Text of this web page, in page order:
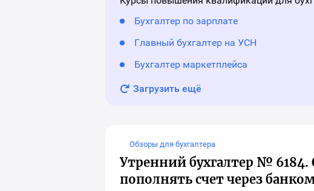
Бухгалтер по зарплате
Главный бухгалтер на УСН
Бухгалтер маркетплейса
Загрузить ещё
Обзоры для бухгалтера
Утренний бухгалтер №
пополнять счет через